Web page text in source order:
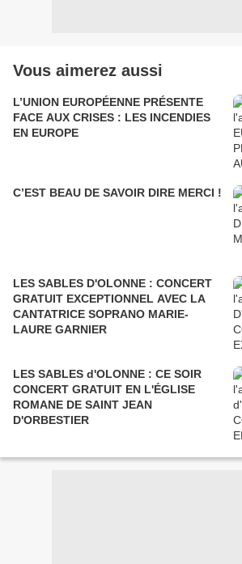
Vous aimerez aussi
L’UNION EUROPÉENNE PRÉSENTE
FACE AUX CRISES : LES INCENDIES
EN EUROPE
C’EST BEAU DE SAVOIR DIRE MERCI !
LES SABLES D'OLONNE : CONCERT
GRATUIT EXCEPTIONNEL AVEC LA
CANTATRICE SOPRANO MARIE-
LAURE GARNIER
LES SABLES d'OLONNE : CE SOIR
CONCERT GRATUIT EN L'ÉGLISE
ROMANE DE SAINT JEAN
D'ORBESTIER